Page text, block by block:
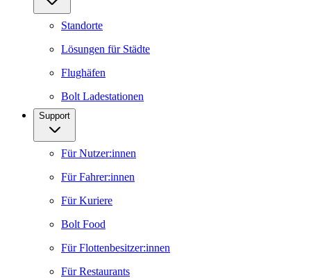
Standorte
Lösungen für Städte
Flughäfen
Bolt Ladestationen
Support
Für Nutzer:innen
Für Fahrer:innen
Für Kuriere
Bolt Food
Für Flottenbesitzer:innen
Für Restaurants